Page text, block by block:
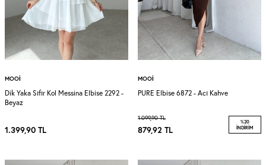
MOOI
Dik Yaka Sıfır Kol Messina Elbise 2292 -
Beyaz
1.399,90 TL
MOOI
PURE Elbise 6872 - Acı Kahve
1.099,90TL
879,92 TL
%20
İNDIRIM